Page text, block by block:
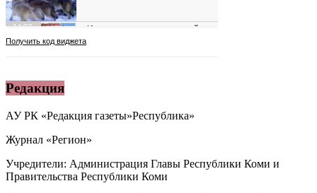
Редакция
АУ РК «Редакция газеты»Республика»
Журнал «Регион»
Учредители: Администрация Главы Республики Коми и
Правительства Республики Коми